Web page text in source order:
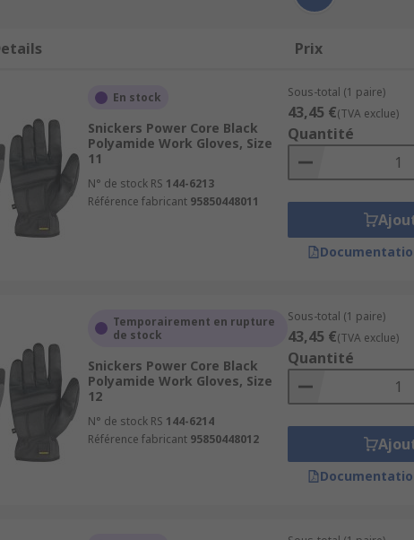
Prix
En stock
Snickers Power Core Black
Polyamide Work Gloves, Size
11
N° de stock RS 144-6213
Référence fabricant 95850448011
Sous-total (1 paire)
43,45 €(TVA exclue)
Quantité
Temporairement en rupture
de stock
Snickers Power Core Black
Polyamide Work Gloves, Size
12
N° de stock RS 144-6214
Référence fabricant 95850448012
Sous-total (1 paire)
43,45 €(TVA exclue)
Quantité